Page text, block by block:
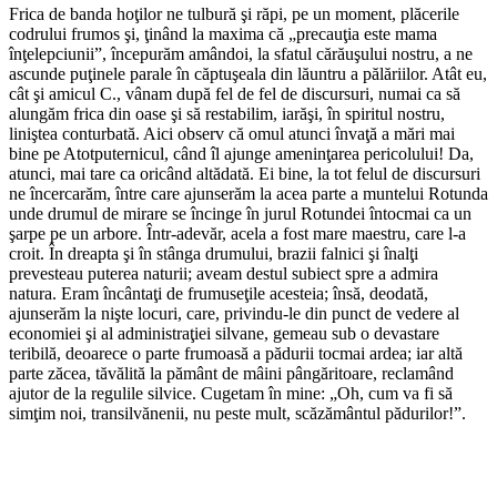
Frica de banda hoţilor ne tulbură şi răpi, pe un moment, plăcerile
codrului frumos şi, ţinând la maxima că „precauţia este mama
înţelepciunii”, începurăm amândoi, la sfatul cărăuşului nostru, a ne
ascunde puţinele parale în căptuşeala din lăuntru a pălăriilor. Atât eu,
cât şi amicul C., vânam după fel de fel de discursuri, numai ca să
alungăm frica din oase şi să restabilim, iarăşi, în spiritul nostru,
liniştea conturbată. Aici observ că omul atunci învaţă a mări mai
bine pe Atotputernicul, când îl ajunge ameninţarea pericolului! Da,
atunci, mai tare ca oricând altădată. Ei bine, la tot felul de discursuri
ne încercarăm, între care ajunserăm la acea parte a muntelui Rotunda
unde drumul de mirare se încinge în jurul Rotundei întocmai ca un
şarpe pe un arbore. Într-adevăr, acela a fost mare maestru, care l-a
croit. În dreapta şi în stânga drumului, brazii falnici şi înalţi
prevesteau puterea naturii; aveam destul subiect spre a admira
natura. Eram încântaţi de frumuseţile acesteia; însă, deodată,
ajunserăm la nişte locuri, care, privindu-le din punct de vedere al
economiei şi al administraţiei silvane, gemeau sub o devastare
teribilă, deoarece o parte frumoasă a pădurii tocmai ardea; iar altă
parte zăcea, tăvălită la pământ de mâini pângăritoare, reclamând
ajutor de la regulile silvice. Cugetam în mine: „Oh, cum va fi să
simţim noi, transilvănenii, nu peste mult, scăzământul pădurilor!”.